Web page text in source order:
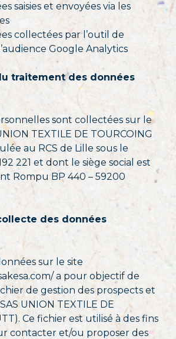
saisies et envoyées via les
collectées par l’outil de
Google Analytics
traitement des données
sont collectées sur le
TEXTILE DE TOURCOING
au RCS de Lille sous le
221 et dont le siège social est
Rompu BP 440 – 59200
des données
sur le site
a pour objectif de
de gestion des prospects et
UNION TEXTILE DE
Ce fichier est utilisé à des fins
contacter et/ou proposer des